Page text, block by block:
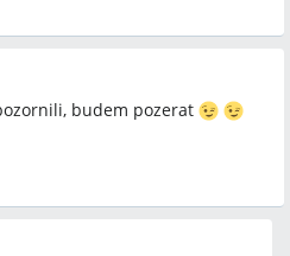
budem pozerat